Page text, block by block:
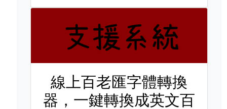
線上百老匯字體轉換
器，一鍵轉換成英文百